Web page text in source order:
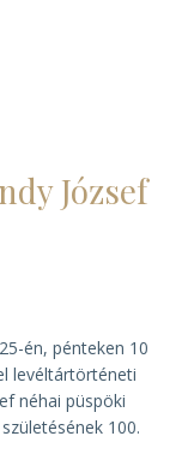
József
én, pénteken 10
levéltártörténeti
néhai püspöki
100.